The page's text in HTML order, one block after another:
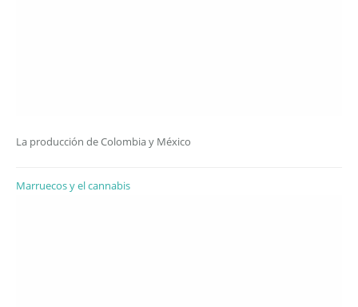
La producción de Colombia y México
Marruecos y el cannabis